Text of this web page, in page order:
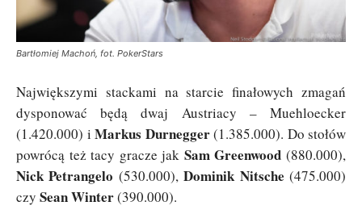
Bartłomiej Machoń, fot. PokerStars
Największymi stackami na starcie finałowych zmagań
dysponować będą dwaj Austriacy – Muehloecker
(1.420.000) i Markus Durnegger(1.385.000). Do stołów
powrócą też tacy gracze jak Sam Greenwood (880.000),
Nick Petrangelo (530.000),Dominik Nitsche (475.000)
czy Sean Winter(390.000).